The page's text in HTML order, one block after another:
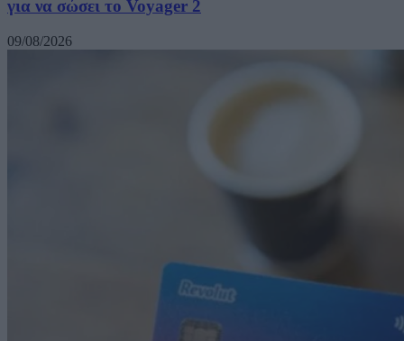
για να σώσει το Voyager 2
09/08/2026